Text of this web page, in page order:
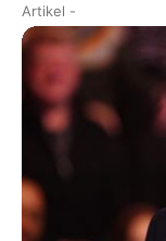
Artikel -